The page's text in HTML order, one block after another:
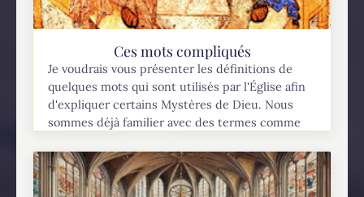
Ces mots compliqués
Je voudrais vous présenter les définitions de
quelques mots qui sont utilisés par l'Église afin
d'expliquer certains Mystères de Dieu. Nous
sommes déjà familier avec des termes comme